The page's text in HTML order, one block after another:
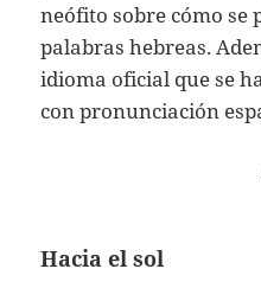
neófito sobre cómo se
palabras hebreas.
idioma oficial que se
con pronunciación
Hacia el sol